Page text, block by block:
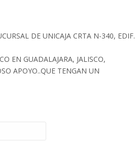
DE UNICAJA CRTA N-340, EDIF.
EN GUADALAJARA, JALISCO,
APOYO..QUE TENGAN UN